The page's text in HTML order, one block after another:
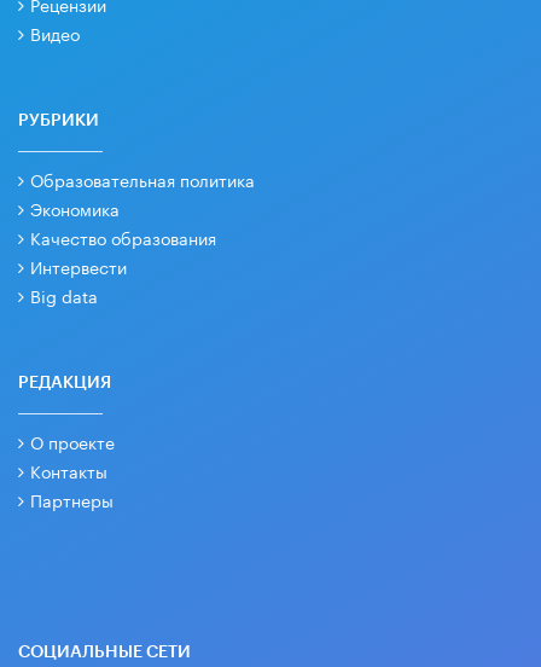
Видео
РУБРИКИ
Образовательная политика
Экономика
Качество образования
Интервести
Big data
РЕДАКЦИЯ
О проекте
Контакты
Партнеры
СОЦИАЛЬНЫЕ СЕТИ